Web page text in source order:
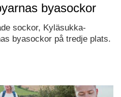
byasockor
sockor, Kyläsukka-
byasockor på tredje plats.